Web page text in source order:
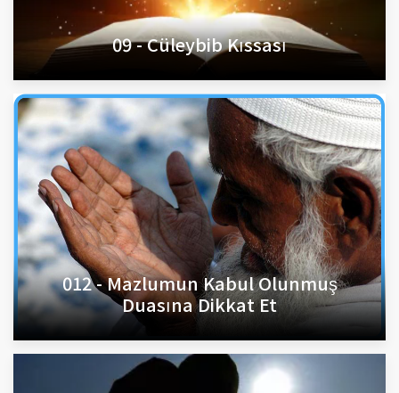
09 - Cüleybib Kıssası
012 - Mazlumun Kabul Olunmuş
Duasına Dikkat Et